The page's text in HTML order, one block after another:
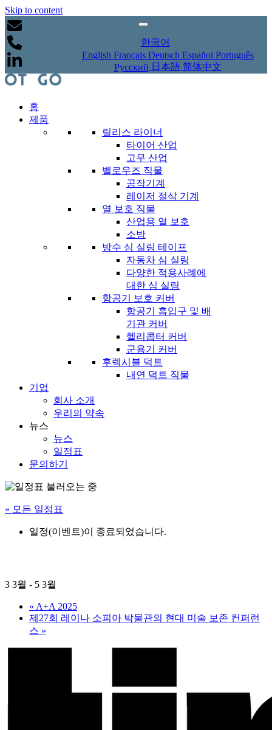
Skip to content
한국어
English Français Deutsch Español Português
Русский 日本語 简体中文
홈
제품
릴리스 라이너
타이어 산업
고무 산업
벨로우즈 직물
공작기계
레이저 절삭 기계
열 보호 직물
산업용 열 보호
소방
방수 심 실링 테이프
자동차 심 실링
다양한 적용사례에
대한 심 실링
항공기 보호 커버
항공기 흡입구 및 배
기관 커버
헬리콥터 커버
군용기 커버
후렉시블 덕트
내연 덕트 직물
기업
회사 소개
우리의 약속
뉴스
뉴스
일정표
문의하기
« 모든 일정표
일정(이벤트)이 종료되었습니다.
3 3월 - 5 3월
« A+A 2025
제27회 레이나 소피아 박물관의 현대 미술 보존 컨퍼런
스 »